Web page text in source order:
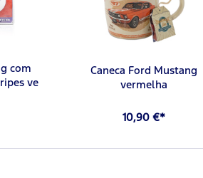
com
ve
Caneca Ford Mustang
vermelha
10,90 €*